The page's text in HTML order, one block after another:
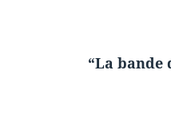
“La bande